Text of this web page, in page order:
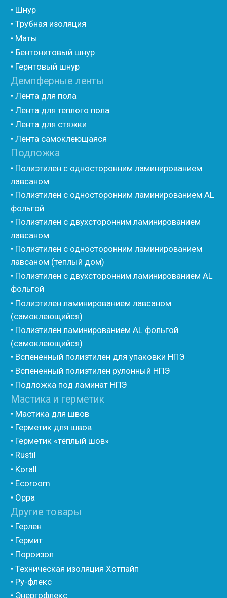
• Подложка под ламинат НПЭ
Мастика и герметик
• Мастика для швов
• Герметик «тёплый шов»
• Rustil
• Korall
• Ecoroom
• Oppa
Другие товары
• Гермит
• Пороизол
• Ру-флекс
• Энергофлекс
• Вспененный каучук
• Вспененные EPDM уплотнители
• Изоком Шнур
• Стенофлекс Шнур
• Стенофлекс Жгут
• Подложка Тепофол НПЭ
• Подложка Пенолин НПЭ
• Подложка Мосфол НПЭ
• Жгут Изонел
• Жгут Тилит
• Шнур Тилит
• Гернитовый шнур
• Бентонитовый шнур
• Стенофлекс для труб
• Мат из вспененного полиэтилена Тепофол
• Трубная изоляция из вспененного полиэтилена
Тилит
Порилекс
• Трубная изоляция из вспененного полиэтилена
• Шнур базальтовый теплоизоляционный
• Компенсационный мат вспененного полиэтилена
• Утеплитель для труб из вспененного полиэтилена
• Уплотнительный шнур HOT ROD XL
• ПСУЛ
• Дихтунгсбанд
• Фиброволокно
• Евроблок ИзоТехпро
• Евроблок Isodom
• Евроблок Порилекс
• Евроблок Стенофон